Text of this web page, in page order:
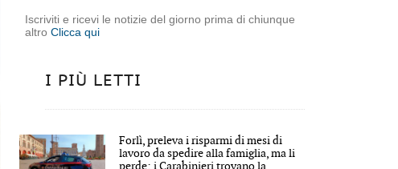
Iscriviti e ricevi le notizie del giorno prima di chiunque
altroClicca qui
I PIÙ LETTI
Forlì, preleva i risparmi di mesi di
lavoro da spedire alla famiglia, ma li
perde: i Carabinieri trovano la